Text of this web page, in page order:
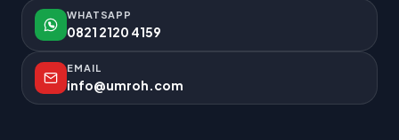
WHATSAPP
0821 2120 4159
EMAIL
info@umroh.com